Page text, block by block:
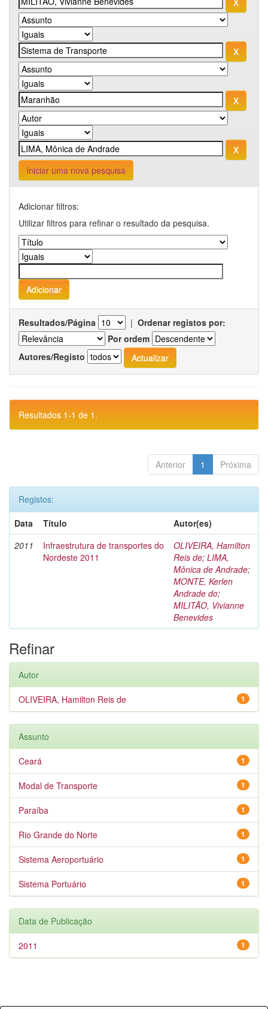
Iniciar uma nova pesquisa
Adicionar filtros:
Utilizar filtros para refinar o resultado da pesquisa.
Resultados/Página | Ordenar registos por:
Por ordem
Autores/Registo
Resultados 1-1 de 1.
Anterior 1 Próxima
Registos:
Data
Título
Autor(es)
2011
Infraestrutura de transportes do
Nordeste 2011
OLIVEIRA, Hamilton
Reis de; LIMA,
Mônica de Andrade;
MONTE, Kerlen
Andrade do;
MILITÃO, Vivianne
Benevides
Refinar
Autor
1
OLIVEIRA, Hamilton Reis de
Assunto
1
Ceará
1
Modal de Transporte
1
Paraíba
1
Rio Grande do Norte
1
Sistema Aeroportuário
1
Sistema Portuário
Data de Publicação
1
2011